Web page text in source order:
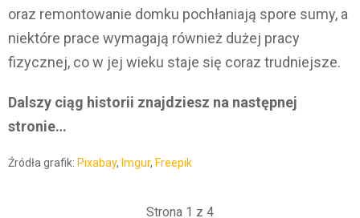
oraz remontowanie domku pochłaniają spore sumy, a
niektóre prace wymagają również dużej pracy
fizycznej, co w jej wieku staje się coraz trudniejsze.
Dalszy ciąg historii znajdziesz na następnej
stronie…
Źródła grafik: Pixabay, Imgur, Freepik
Strona 1 z 4